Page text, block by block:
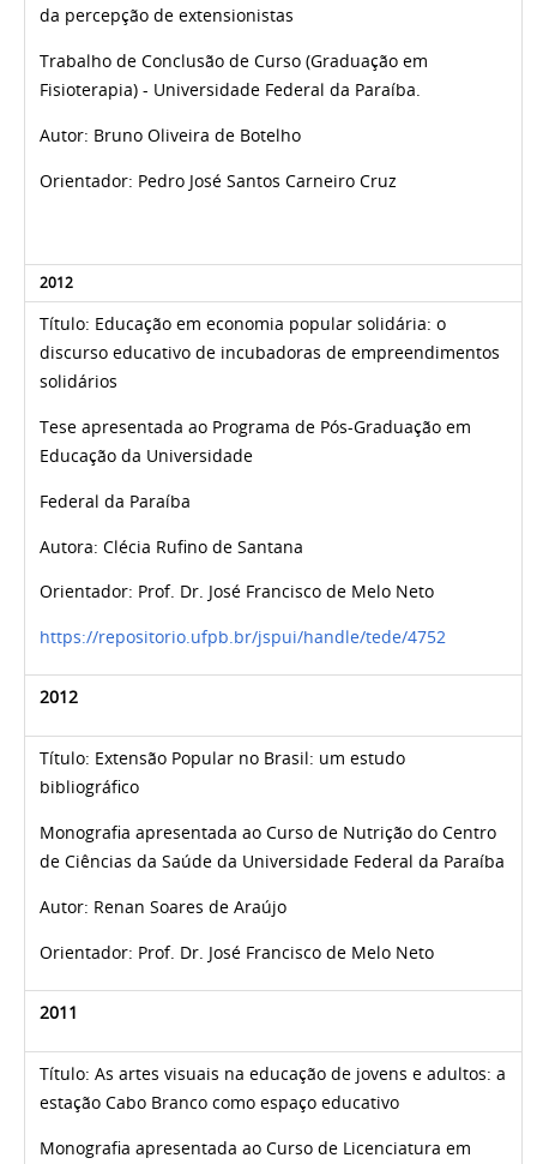
da percepção de extensionistas
Trabalho de Conclusão de Curso (Graduação em
Fisioterapia) - Universidade Federal da Paraíba.
Autor: Bruno Oliveira de Botelho
Orientador: Pedro José Santos Carneiro Cruz
2012
Título: Educação em economia popular solidária: o
discurso educativo de incubadoras de empreendimentos
solidários
Tese apresentada ao Programa de Pós-Graduação em
Educação da Universidade
Federal da Paraíba
Autora: Clécia Rufino de Santana
Orientador: Prof. Dr. José Francisco de Melo Neto
https://repositorio.ufpb.br/jspui/handle/tede/4752
2012
Título: Extensão Popular no Brasil: um estudo
bibliográfico
Monografia apresentada ao Curso de Nutrição do Centro
de Ciências da Saúde da Universidade Federal da Paraíba
Autor: Renan Soares de Araújo
Orientador: Prof. Dr. José Francisco de Melo Neto
2011
Título:As artes visuais na educação de jovens e adultos: a
estação Cabo Branco como espaço educativo
Monografia apresentada ao Curso de Licenciatura em